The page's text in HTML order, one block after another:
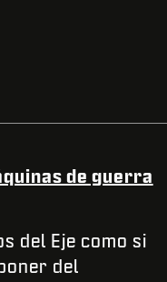
de guerra
del Eje como si
del